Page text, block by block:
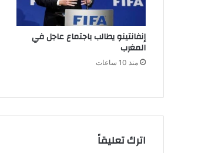
إنفانتينو يطالب باجتماع عاجل في
المغرب
منذ 10 ساعات
اترك تعليقاً